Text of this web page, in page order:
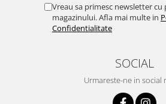
Vreau sa primesc newsletter
magazinului. Afla mai multe in
Confidentialitate
SOCIAL
Urmareste-ne in social